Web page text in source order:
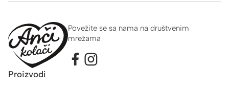
Povežite se sa nama na društvenim
mrežama
Proizvodi